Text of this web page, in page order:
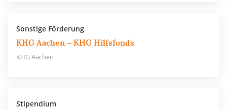
Sonstige Förderung
KHG Aachen – KHG Hilfsfonds
KHG Aachen
Stipendium